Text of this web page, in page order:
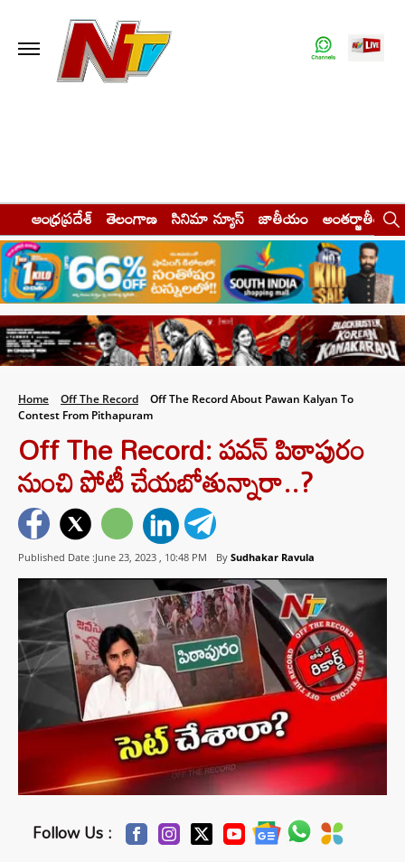
ఆంధ్రప్రదేశ్ తెలంగాణ సినిమా న్యూస్ జాతీయం అంతర్జాతీయం
Home Off The Record
Off The Record About Pawan Kalyan To
Contest From Pithapuram
Off The Record: పవన్‌ పిఠాపురం
నుంచి పోటీ చేయబోతున్నారా..?
Published Date :June 23, 2023 , 10:48 PM By Sudhakar Ravula
Follow Us :